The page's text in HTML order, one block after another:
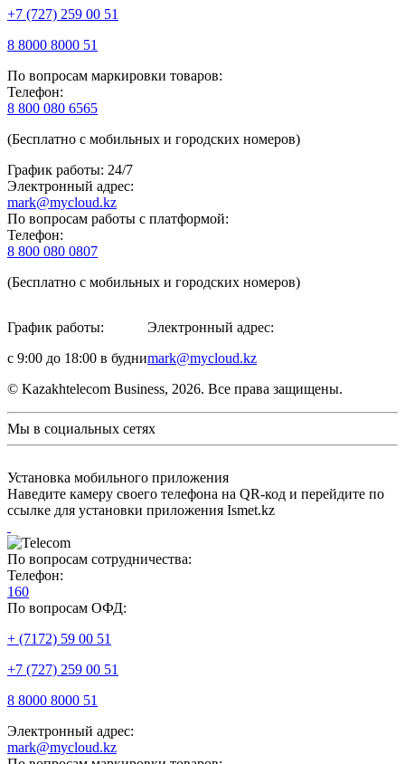
+7 (727) 259 00 51
8 8000 8000 51
По вопросам маркировки товаров:
Телефон:
8 800 080 6565
(Бесплатно с мобильных и городских номеров)
График работы: 24/7
Электронный адрес:
mark@mycloud.kz
По вопросам работы с платформой:
Телефон:
8 800 080 0807
(Бесплатно с мобильных и городских номеров)
График работы:
с 9:00 до 18:00 в будни
Электронный адрес:
mark@mycloud.kz
© Kazakhtelecom Business, 2026. Все права защищены.
Мы в социальных сетях
Установка мобильного приложения
Наведите камеру своего телефона на QR-код и перейдите по
ссылке для установки приложения Ismet.kz
По вопросам сотрудничества:
Телефон:
160
По вопросам ОФД:
+ (7172) 59 00 51
+7 (727) 259 00 51
8 8000 8000 51
Электронный адрес:
mark@mycloud.kz